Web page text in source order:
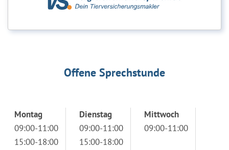
Offene Sprechstunde
Montag
09:00-11:00
15:00-18:00
Dienstag
09:00-11:00
15:00-18:00
Mittwoch
09:00-11:00